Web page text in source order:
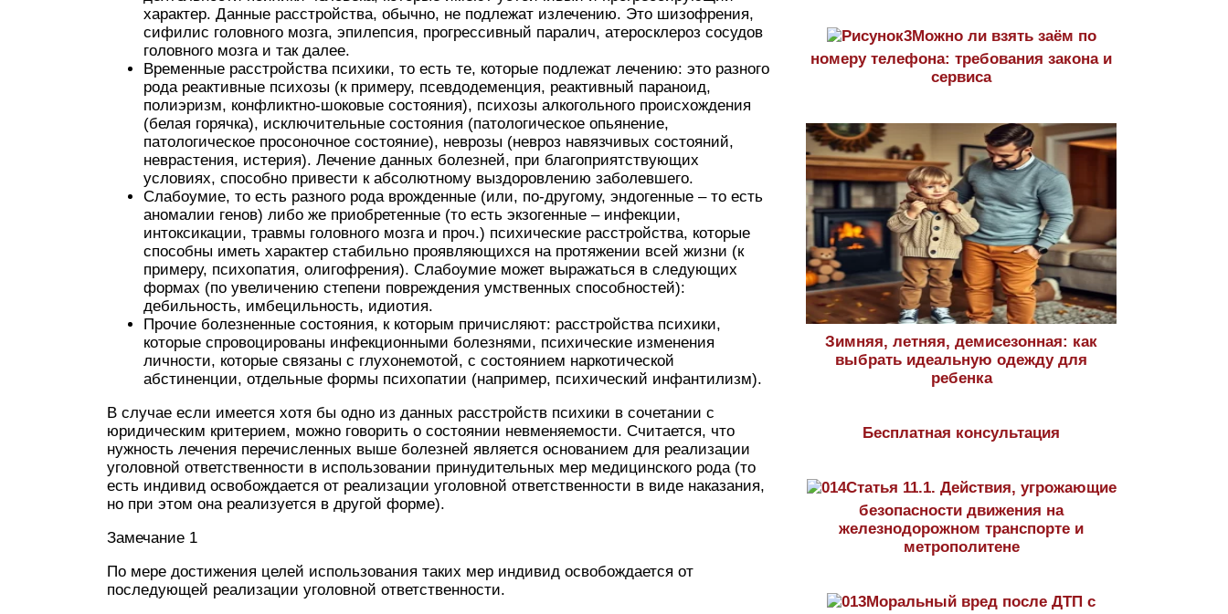
характер. Данные расстройства, обычно, не подлежат излечению. Это шизофрения,
сифилис головного мозга, эпилепсия, прогрессивный паралич, атеросклероз сосудов
головного мозга и так далее.
Временные расстройства психики, то есть те, которые подлежат лечению: это разного
рода реактивные психозы (к примеру, псевдодеменция, реактивный параноид,
полиэризм, конфликтно-шоковые состояния), психозы алкогольного происхождения
(белая горячка), исключительные состояния (патологическое опьянение,
патологическое просоночное состояние), неврозы (невроз навязчивых состояний,
неврастения, истерия). Лечение данных болезней, при благоприятствующих
условиях, способно привести к абсолютному выздоровлению заболевшего.
Слабоумие, то есть разного рода врожденные (или, по-другому, эндогенные – то есть
аномалии генов) либо же приобретенные (то есть экзогенные – инфекции,
интоксикации, травмы головного мозга и проч.) психические расстройства, которые
способны иметь характер стабильно проявляющихся на протяжении всей жизни (к
примеру, психопатия, олигофрения). Слабоумие может выражаться в следующих
формах (по увеличению степени повреждения умственных способностей):
дебильность, имбецильность, идиотия.
Прочие болезненные состояния, к которым причисляют: расстройства психики,
которые спровоцированы инфекционными болезнями, психические изменения
личности, которые связаны с глухонемотой, с состоянием наркотической
абстиненции, отдельные формы психопатии (например, психический инфантилизм).
В случае если имеется хотя бы одно из данных расстройств психики в сочетании с
юридическим критерием, можно говорить о состоянии невменяемости. Считается, что
нужность лечения перечисленных выше болезней является основанием для реализации
уголовной ответственности в использовании принудительных мер медицинского рода (то
есть индивид освобождается от реализации уголовной ответственности в виде наказания,
но при этом она реализуется в другой форме).
Замечание 1
По мере достижения целей использования таких мер индивид освобождается от
последующей реализации уголовной ответственности.
Можно ли взять заём по
номеру телефона: требования закона и
сервиса
Зимняя, летняя, демисезонная: как
выбрать идеальную одежду для
ребенка
Бесплатная консультация
Статья 11.1. Действия, угрожающие
безопасности движения на
железнодорожном транспорте и
метрополитене
Моральный вред после ДТП с